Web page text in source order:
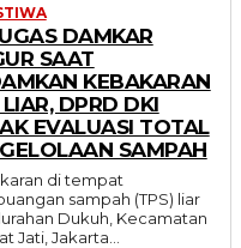
DAMKAR
SAAT
KEBAKARAN
DPRD DKI
EVALUASI TOTAL
SAMPAH
di tempat
sampah (TPS) liar
Dukuh, Kecamatan
Jati, Jakarta...